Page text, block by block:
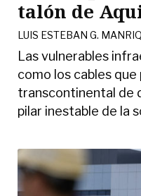
talón de
LUIS ESTEBAN G.
Las vulnerables
como los cables
transcontinental de
pilar inestable de la